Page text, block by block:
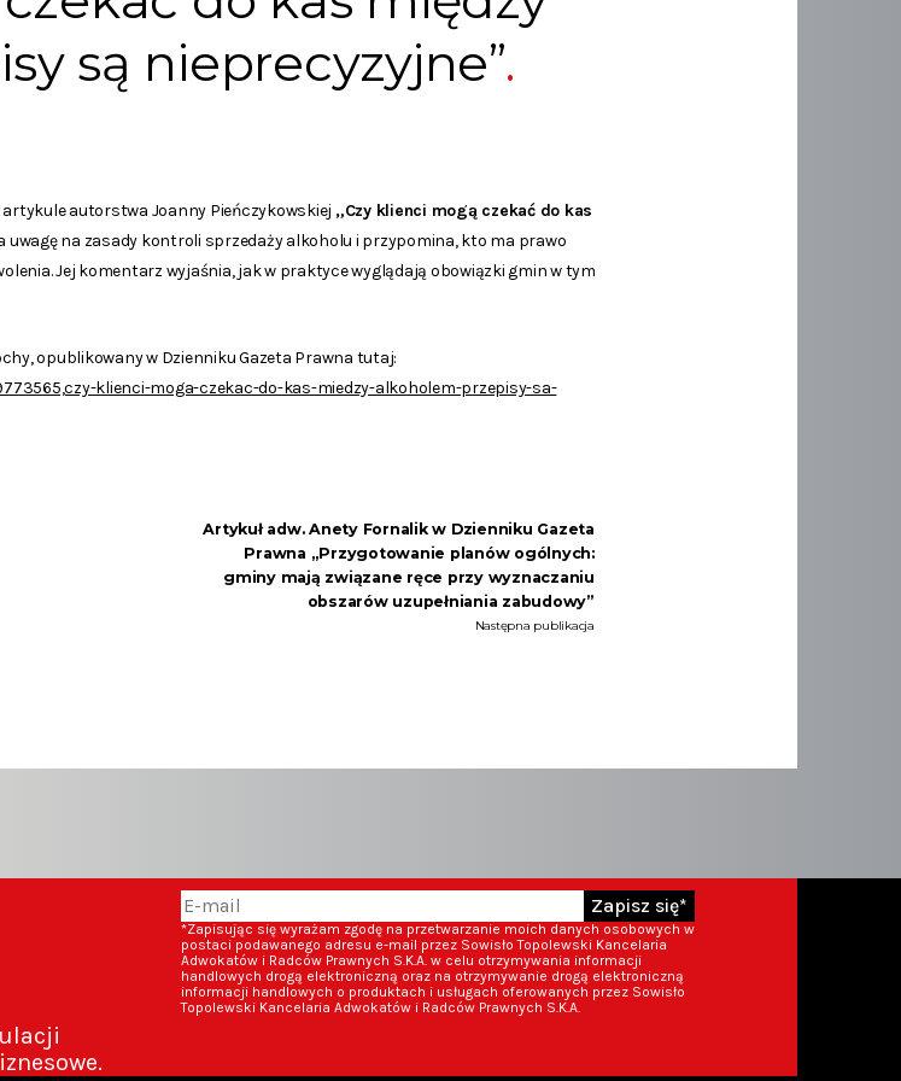
są nieprecyzyjne”
autorstwa Joanny Pieńczykowskiej „Czy klienci mogą czekać do kas
uwagę na zasady kontroli sprzedaży alkoholu i przypomina, kto ma prawo
Jej komentarz wyjaśnia, jak w praktyce wyglądają obowiązki gmin w tym
opublikowany w Dzienniku Gazeta Prawna tutaj:
klienci-moga-czekac-do-kas-miedzy-alkoholem-przepisy-sa-
Artykuł adw. Anety Fornalik w Dzienniku Gazeta
Prawna „Przygotowanie planów ogólnych:
gminy mają związane ręce przy wyznaczaniu
obszarów uzupełniania zabudowy”
Następna publikacja
*Zapisując się wyrażam zgodę na przetwarzanie moich danych osobowych w
postaci podawanego adresu e-mail przez Sowisło Topolewski Kancelaria
Adwokatów i Radców Prawnych S.K.A. w celu otrzymywania informacji
handlowych drogą elektroniczną oraz na otrzymywanie drogą elektroniczną
informacji handlowych o produktach i usługach oferowanych przez Sowisło
Topolewski Kancelaria Adwokatów i Radców Prawnych S.K.A.
Zapisz się*